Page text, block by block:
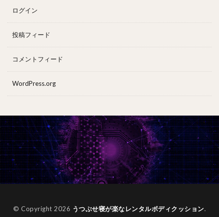
ログイン
投稿フィード
コメントフィード
WordPress.org
© Copyright 2026 うつぶせ寝が楽なレンタルボディクッション.